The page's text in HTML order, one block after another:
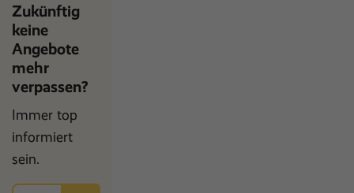
Zukünftig
keine
Angebote
mehr
verpassen?
Immer top
informiert
sein.